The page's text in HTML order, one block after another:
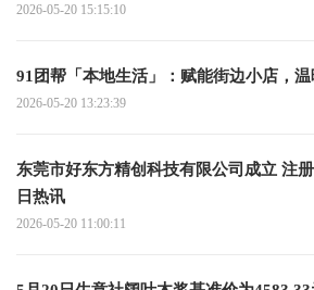
2026-05-20 15:15:10
91团帮「本地生活」：赋能街边小店，
2026-05-20 13:23:39
东莞市好东方精创科技有限公司成立 注
日热讯
2026-05-20 11:00:11